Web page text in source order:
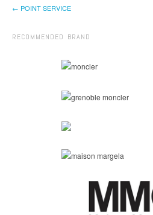
← POINT SERVICE
RECOMMENDED BRAND